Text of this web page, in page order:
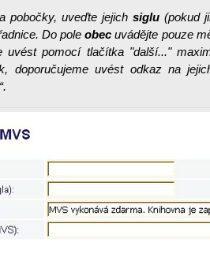
pobočky, uveďte jejichsiglu (pokud
Do poleobec uvádějte pouze
uvést pomocí tlačítka "další..."
doporučujeme uvést odkaz na
“.